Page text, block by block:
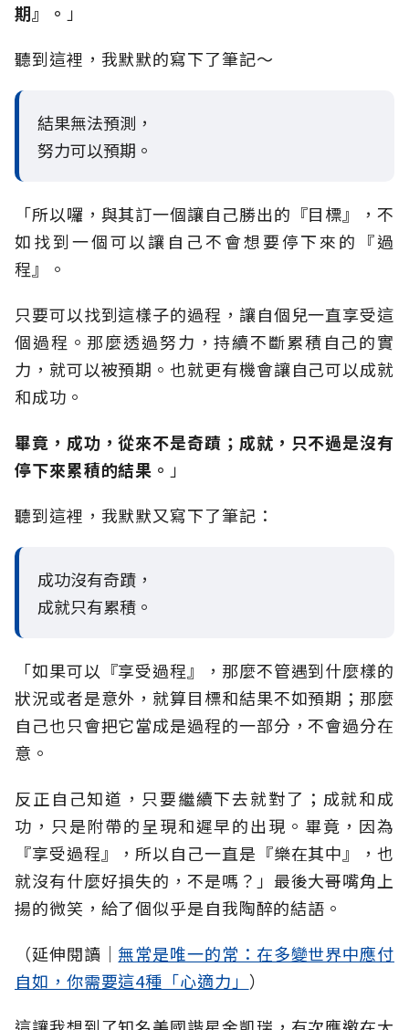
期』。 」
聽到這裡，我默默的寫下了筆記～
結果無法預測，
努力可以預期。
「所以囉，與其訂一個讓自己勝出的『目標』，不
如找到一個可以讓自己不會想要停下來的『過
程』。
只要可以找到這樣子的過程，讓自個兒一直享受這
個過程。那麼透過努力，持續不斷累積自己的實
力，就可以被預期。也就更有機會讓自己可以成就
和成功。
畢竟，成功，從來不是奇蹟；成就，只不過是沒有
停下來累積的結果。 」
聽到這裡，我默默又寫下了筆記：
成功沒有奇蹟，
成就只有累積。
「如果可以『享受過程』，那麼不管遇到什麼樣的
狀況或者是意外，就算目標和結果不如預期；那麼
自己也只會把它當成是過程的一部分，不會過分在
意。
反正自己知道，只要繼續下去就對了；成就和成
功，只是附帶的呈現和遲早的出現。畢竟，因為
『享受過程』，所以自己一直是『樂在其中』，也
就沒有什麼好損失的，不是嗎？」最後大哥嘴角上
揚的微笑，給了個似乎是自我陶醉的結語。
（延伸閱讀│ 無常是唯一的常：在多變世界中應付
自如，你需要這4種「心適力」 ）